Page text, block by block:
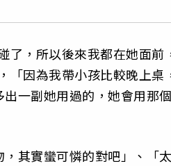
了，所以後來我都在她面前
「因為我帶小孩比較晚上桌
一副她用過的，她會用那
其實蠻可憐的對吧」、「